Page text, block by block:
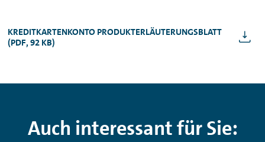
KREDITKARTENKONTO PRODUKTERLÄUTERUNGSBLATT
(PDF, 92 KB)
Auch interessant für Sie: